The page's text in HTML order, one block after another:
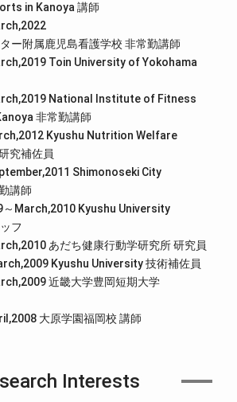
in Kanoya 講師
ー附属鹿児島看護学校 非常勤講師
Toin University of Yokohama
National Institute of Fitness
非常勤講師
Kyushu Nutrition Welfare
究補佐員
Shimonoseki City
講師
～March,2010 Kyushu University
フ
あだち健康行動学研究所 研究員
Kyushu University 技術補佐員
近畿大学豊岡短期大学
大原学園福岡校 講師
Interests